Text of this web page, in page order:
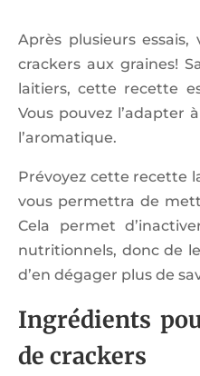
Après plusieurs
crackers aux graines!
laitiers, cette recette
Vous pouvez l’adapter
l’aromatique.
Prévoyez cette recette
vous permettra de
Cela permet
nutritionnels, donc de
d’en dégager plus de
Ingrédients
de crackers